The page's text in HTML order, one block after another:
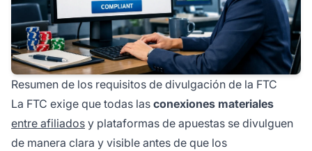
Resumen de los requisitos de divulgación de la FTC
La FTC exige que todas las conexiones materiales
entre afiliados y plataformas de apuestas se divulguen
de manera clara y visible antes de que los